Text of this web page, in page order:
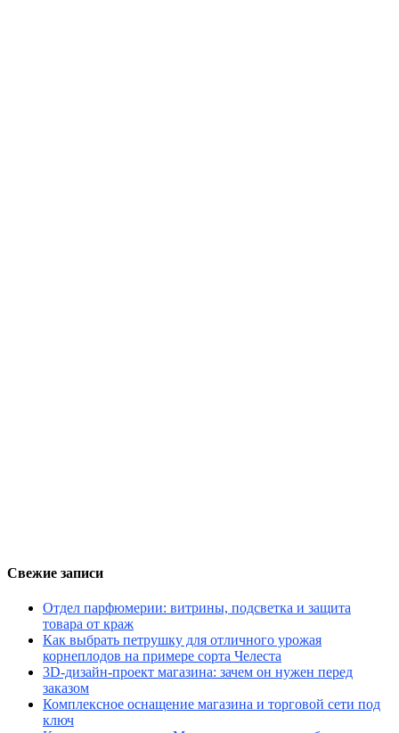
Свежие записи
Отдел парфюмерии: витрины, подсветка и защита
товара от краж
Как выбрать петрушку для отличного урожая
корнеплодов на примере сорта Челеста
3D-дизайн-проект магазина: зачем он нужен перед
заказом
Комплексное оснащение магазина и торговой сети под
ключ